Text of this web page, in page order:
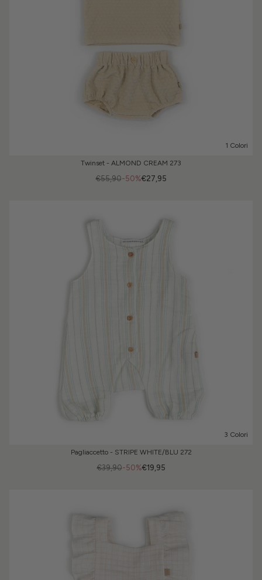
1 Colori
Twinset - ALMOND CREAM 273
-50%
€55,90 €27,95
3 Colori
Pagliaccetto - STRIPE WHITE/BLU 272
-50%
€39,90 €19,95